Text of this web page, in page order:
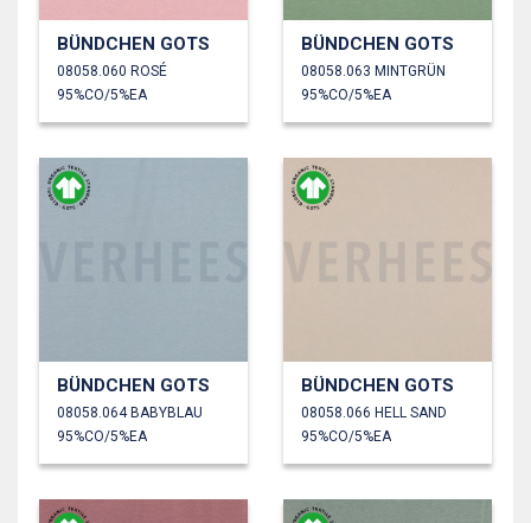
BÜNDCHEN GOTS
08058.060 ROSÉ
95%CO/5%EA
BÜNDCHEN GOTS
08058.063 MINTGRÜN
95%CO/5%EA
BÜNDCHEN GOTS
08058.064 BABYBLAU
95%CO/5%EA
BÜNDCHEN GOTS
08058.066 HELL SAND
95%CO/5%EA